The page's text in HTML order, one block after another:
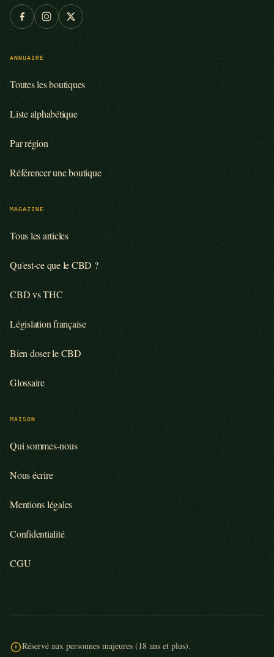
ANNUAIRE
Toutes les boutiques
Liste alphabétique
Par région
Référencer une boutique
MAGAZINE
Tous les articles
Qu'est-ce que le CBD ?
CBD vs THC
Législation française
Bien doser le CBD
Glossaire
MAISON
Qui sommes-nous
Nous écrire
Mentions légales
Confidentialité
CGU
Réservé aux personnes majeures (18 ans et plus).